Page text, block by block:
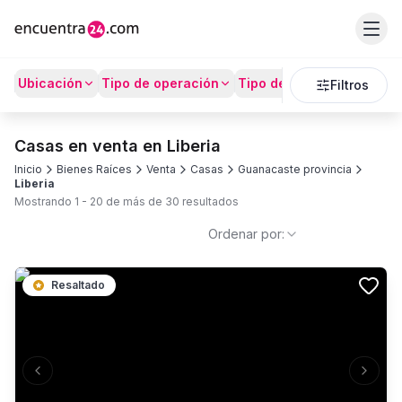
Ubicación Tipo de operación Tipo de Propiedad
Filtros
Casas en venta en Liberia
Inicio Bienes Raíces Venta Casas
Guanacaste provincia
Liberia
Mostrando 1 - 20 de más de 30 resultados
Ordenar por:
Previous slide Next
Resaltado